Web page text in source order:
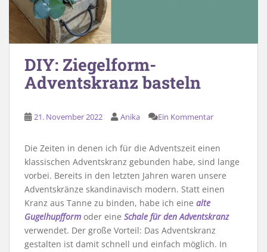
DIY: Ziegelform-
Adventskranz basteln
21. November 2022 Anika Ein Kommentar
Die Zeiten in denen ich für die Adventszeit einen
klassischen Adventskranz gebunden habe, sind lange
vorbei. Bereits in den letzten Jahren waren unsere
Adventskränze skandinavisch modern. Statt einen
Kranz aus Tanne zu binden, habe ich eine alte
Gugelhupfform oder eine Schale für den Adventskranz
verwendet. Der große Vorteil: Das Adventskranz
gestalten ist damit schnell und einfach möglich. In